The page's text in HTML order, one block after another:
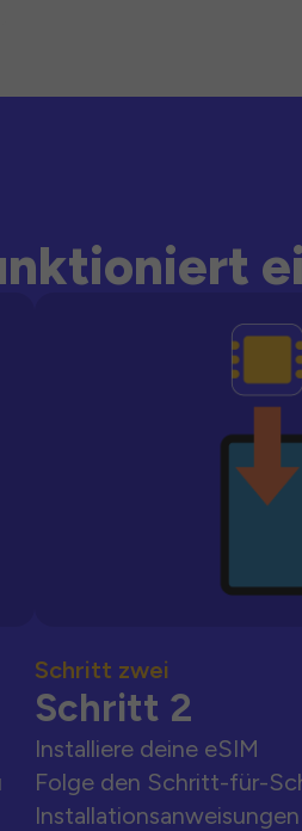
Schritt zwei
Schritt 2
Installiere deine eSIM
Folge den Schritt-für-